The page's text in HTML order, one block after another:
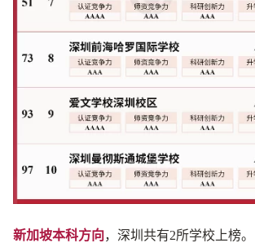
新加坡本科方向，深圳共有2所学校上榜